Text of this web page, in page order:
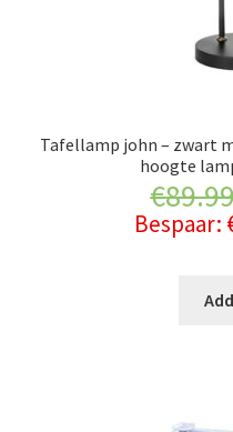
Tafellamp john – zwart
hoogte
€
Bespaar: